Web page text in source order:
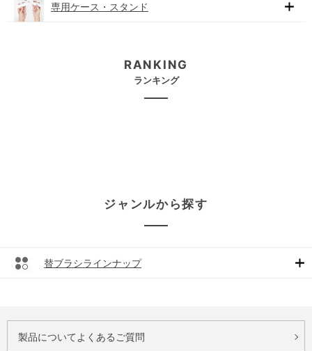
専用ケース・スタンド
RANKING
ランキング
ジャンルから探す
替ブラシラインナップ
製品についてよくあるご質問